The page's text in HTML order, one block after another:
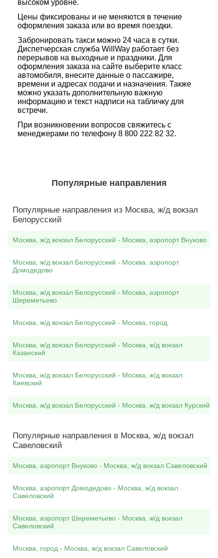
высоком уровне.
Цены фиксированы и не меняются в течение
оформления заказа или во время поездки.
Забронировать такси можно 24 часа в сутки.
Диспетчерская служба WillWay работает без
перерывов на выходные и праздники. Для
оформления заказа на сайте выберите класс
автомобиля, внесите данные о пассажире,
времени и адресах подачи и назначения. Также
можно указать дополнительную важную
информацию и текст надписи на табличку для
встречи.
При возникновении вопросов свяжитесь с
менеджерами по телефону 8 800 222 82 32.
Популярные направления
Популярные направления из Москва, ж/д вокзал
Белорусский
Москва, ж/д вокзал Белорусский - Москва, аэропорт Внуково
Москва, ж/д вокзал Белорусский - Москва, аэропорт
Домодедово
Москва, ж/д вокзал Белорусский - Москва, аэропорт
Шереметьево
Москва, ж/д вокзал Белорусский - Москва, город
Москва, ж/д вокзал Белорусский - Москва, ж/д вокзал
Казанский
Москва, ж/д вокзал Белорусский - Москва, ж/д вокзал
Киевский
Москва, ж/д вокзал Белорусский - Москва, ж/д вокзал Курский
Популярные направления в Москва, ж/д вокзал
Савеловский
Москва, аэропорт Внуково - Москва, ж/д вокзал Савеловский
Москва, аэропорт Домодедово - Москва, ж/д вокзал
Савеловский
Москва, аэропорт Шереметьево - Москва, ж/д вокзал
Савеловский
Москва, город - Москва, ж/д вокзал Савеловский